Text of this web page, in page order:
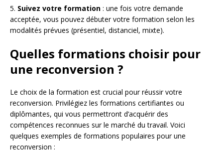
5. Suivez votre formation : une fois votre demande
acceptée, vous pouvez débuter votre formation selon les
modalités prévues (présentiel, distanciel, mixte).
Quelles formations choisir pour
une reconversion ?
Le choix de la formation est crucial pour réussir votre
reconversion. Privilégiez les formations certifiantes ou
diplômantes, qui vous permettront d’acquérir des
compétences reconnues sur le marché du travail. Voici
quelques exemples de formations populaires pour une
reconversion :